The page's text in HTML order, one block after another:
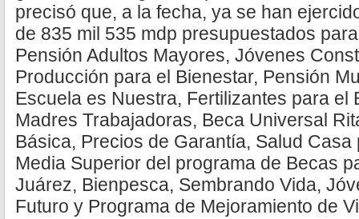
precisó que, a la fecha, ya se han
de 835 mil 535 mdp presupuestados
Pensión Adultos Mayores, Jóvenes
Producción para el Bienestar, Pensión
Escuela es Nuestra, Fertilizantes para el
Madres Trabajadoras, Beca Universal
Básica, Precios de Garantía, Salud
Media Superior del programa de Becas
Juárez, Bienpesca, Sembrando Vida,
Futuro y Programa de Mejoramiento de